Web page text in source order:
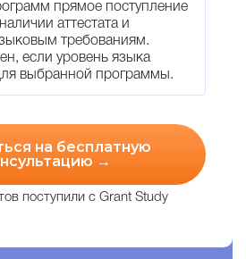
прямое поступление
аттестата и
требованиям.
если уровень языка
выбранной программы.
на бесплатную
→
поступили с Grant Study